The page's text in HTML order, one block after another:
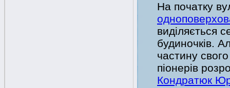
На початку
виділяється
будиночків.
частину
піонерів
Кондратюк